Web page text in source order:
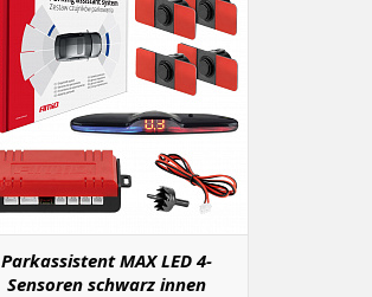
Parkassistent MAX LED 4-
Sensoren schwarz innen